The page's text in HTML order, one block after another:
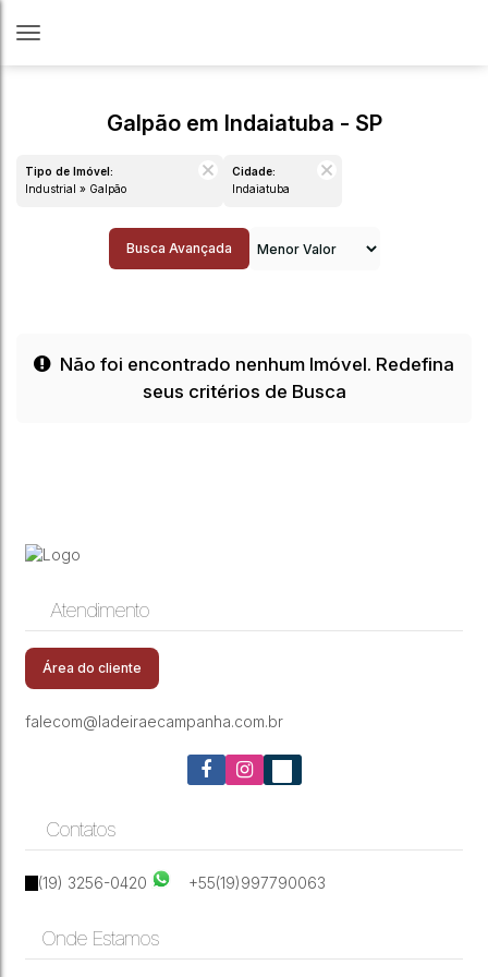
Galpão em Indaiatuba - SP
Tipo de Imóvel:
Industrial » Galpão
Cidade:
Indaiatuba
Busca Avançada
Não foi encontrado nenhum Imóvel. Redefina
seus critérios de Busca
Atendimento
Área do cliente
falecom@ladeiraecampanha.com.br
Contatos
(19) 3256-0420 +55(19)997790063
Onde Estamos